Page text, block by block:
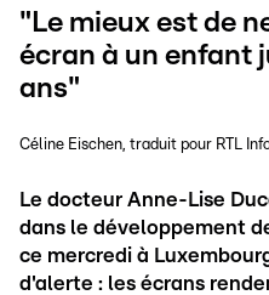
"Le mieux est de
écran à un enfant
ans"
Céline Eischen traduit pour RTL
Le docteur Anne-Lise
dans le développement
ce mercredi à
d'alerte : les écrans